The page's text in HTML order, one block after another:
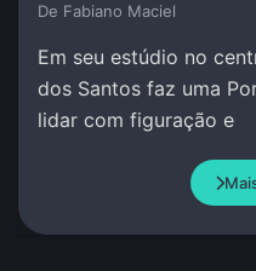
De Fabiano Maciel
Em seu estúdio no
dos Santos faz uma Por que só nos é permitido
lidar com figuração e